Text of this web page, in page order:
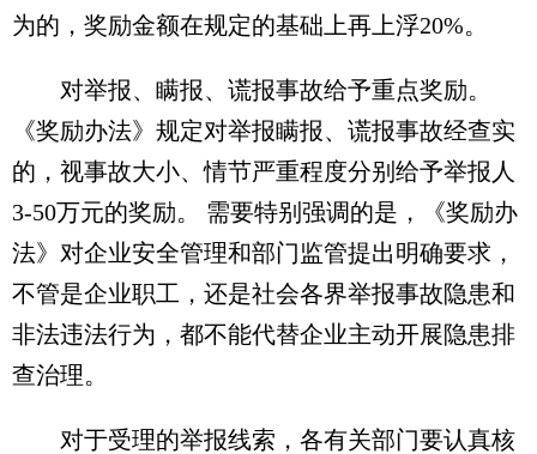
为的，奖励金额在规定的基础上再上浮20%。
对举报、瞒报、谎报事故给予重点奖励。
《奖励办法》规定对举报瞒报、谎报事故经查实
的，视事故大小、情节严重程度分别给予举报人
3-50万元的奖励。 需要特别强调的是，《奖励办
法》对企业安全管理和部门监管提出明确要求，
不管是企业职工，还是社会各界举报事故隐患和
非法违法行为，都不能代替企业主动开展隐患排
查治理。
对于受理的举报线索，各有关部门要认真核